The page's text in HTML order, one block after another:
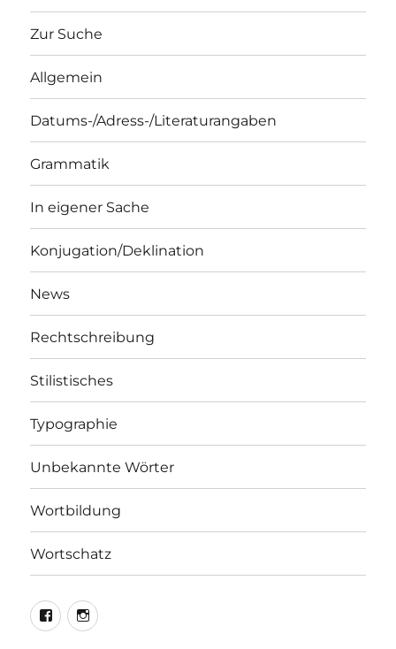
Zur Suche
Allgemein
Datums-/Adress-/Literaturangaben
Grammatik
In eigener Sache
Konjugation/Deklination
News
Rechtschreibung
Stilistisches
Typographie
Unbekannte Wörter
Wortbildung
Wortschatz
LEO@Facebook
LEO@Instagram